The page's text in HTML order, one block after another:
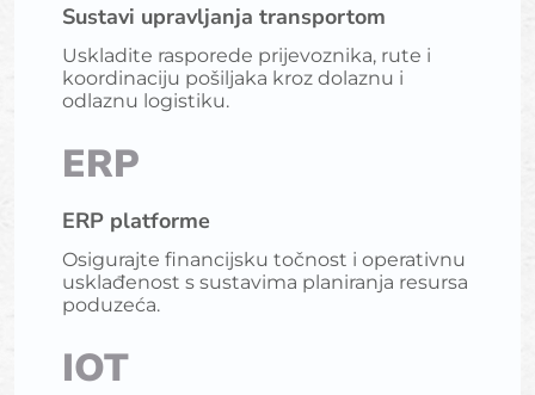
Sustavi upravljanja transportom
Uskladite rasporede prijevoznika, rute i
koordinaciju pošiljaka kroz dolaznu i
odlaznu logistiku.
ERP
ERP platforme
Osigurajte financijsku točnost i operativnu
usklađenost s sustavima planiranja resursa
poduzeća.
IOT